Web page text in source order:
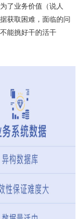
了业务价值（说人
获取困难，面临的问
能挑好干的活干